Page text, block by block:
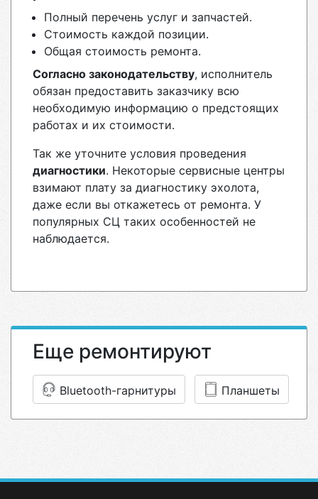
Полный перечень услуг и запчастей.
Стоимость каждой позиции.
Общая стоимость ремонта.
Согласно законодательству, исполнитель
обязан предоставить заказчику всю
необходимую информацию о предстоящих
работах и их стоимости.
Так же уточните условия проведения
диагностики. Некоторые сервисные центры
взимают плату за диагностику эхолота,
даже если вы откажетесь от ремонта. У
популярных СЦ таких особенностей не
наблюдается.
Еще ремонтируют
Bluetooth-гарнитуры Планшеты